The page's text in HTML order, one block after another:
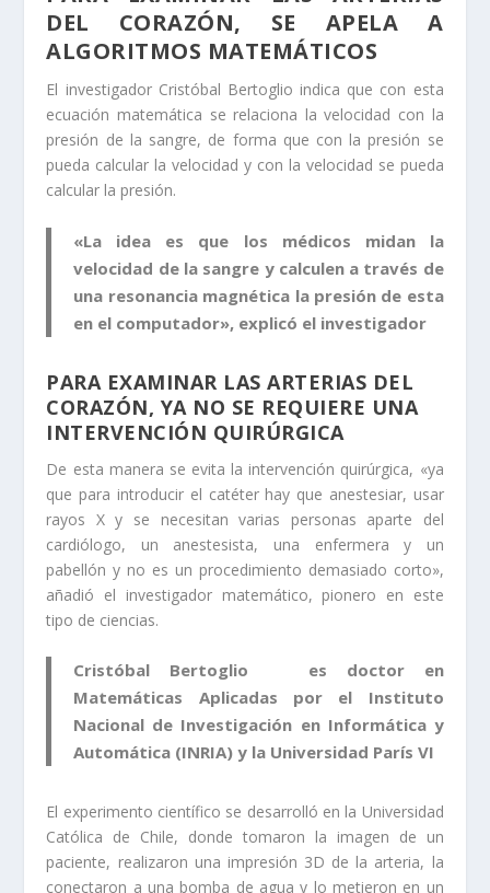
DEL CORAZÓN, SE APELA A
ALGORITMOS MATEMÁTICOS
El investigador Cristóbal Bertoglio indica que con esta
ecuación matemática se relaciona la velocidad con la
presión de la sangre, de forma que con la presión se
pueda calcular la velocidad y con la velocidad se pueda
calcular la presión.
«La idea es que los médicos midan la
velocidad de la sangre y calculen a través de
una resonancia magnética la presión de esta
en el computador», explicó el investigador
PARA EXAMINAR LAS ARTERIAS DEL
CORAZÓN, YA NO SE REQUIERE UNA
INTERVENCIÓN QUIRÚRGICA
De esta manera se evita la intervención quirúrgica, «ya
que para introducir el catéter hay que anestesiar, usar
rayos X y se necesitan varias personas aparte del
cardiólogo, un anestesista, una enfermera y un
pabellón y no es un procedimiento demasiado corto»,
añadió el investigador matemático, pionero en este
tipo de ciencias.
Cristóbal Bertoglio es doctor en
Matemáticas Aplicadas por el Instituto
Nacional de Investigación en Informática y
Automática (INRIA) y la Universidad París VI
El experimento científico se desarrolló en la Universidad
Católica de Chile, donde tomaron la imagen de un
paciente, realizaron una impresión 3D de la arteria, la
conectaron a una bomba de agua y lo metieron en un